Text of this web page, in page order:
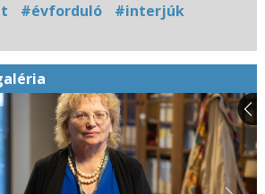
#évforduló
#interjúk